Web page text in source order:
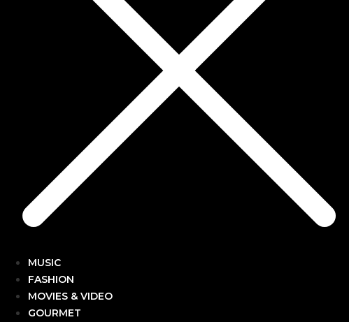
MUSIC
FASHION
MOVIES & VIDEO
GOURMET